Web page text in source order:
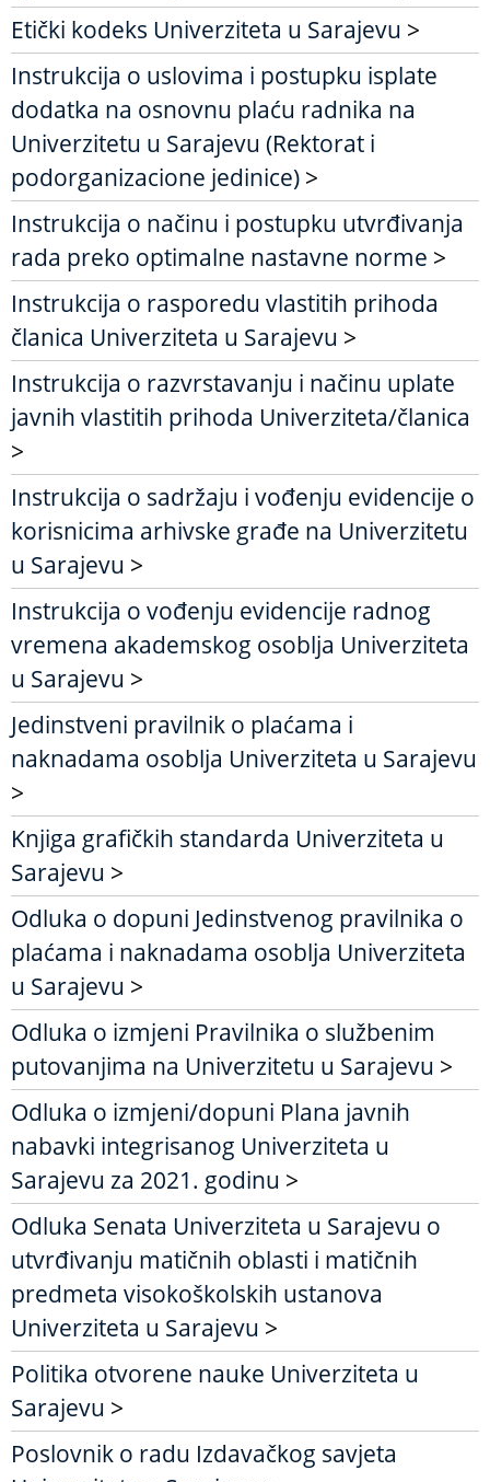
Etički kodeks Univerziteta u Sarajevu >
Instrukcija o uslovima i postupku isplate
dodatka na osnovnu plaću radnika na
Univerzitetu u Sarajevu (Rektorat i
podorganizacione jedinice) >
Instrukcija o načinu i postupku utvrđivanja
rada preko optimalne nastavne norme >
Instrukcija o rasporedu vlastitih prihoda
članica Univerziteta u Sarajevu >
Instrukcija o razvrstavanju i načinu uplate
javnih vlastitih prihoda Univerziteta/članica
>
Instrukcija o sadržaju i vođenju evidencije o
korisnicima arhivske građe na Univerzitetu
u Sarajevu >
Instrukcija o vođenju evidencije radnog
vremena akademskog osoblja Univerziteta
u Sarajevu >
Jedinstveni pravilnik o plaćama i
naknadama osoblja Univerziteta u Sarajevu
>
Knjiga grafičkih standarda Univerziteta u
Sarajevu >
Odluka o dopuni Jedinstvenog pravilnika o
plaćama i naknadama osoblja Univerziteta
u Sarajevu >
Odluka o izmjeni Pravilnika o službenim
putovanjima na Univerzitetu u Sarajevu >
Odluka o izmjeni/dopuni Plana javnih
nabavki integrisanog Univerziteta u
Sarajevu za 2021. godinu >
Odluka Senata Univerziteta u Sarajevu o
utvrđivanju matičnih oblasti i matičnih
predmeta visokoškolskih ustanova
Univerziteta u Sarajevu >
Politika otvorene nauke Univerziteta u
Sarajevu >
Poslovnik o radu Izdavačkog savjeta